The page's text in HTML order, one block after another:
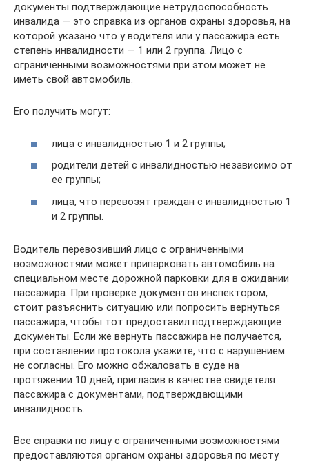
документы подтверждающие нетрудоспособность
инвалида — это справка из органов охраны здоровья, на
которой указано что у водителя или у пассажира есть
степень инвалидности — 1 или 2 группа. Лицо с
ограниченными возможностями при этом может не
иметь свой автомобиль.
Его получить могут:
лица с инвалидностью 1 и 2 группы;
родители детей с инвалидностью независимо от
ее группы;
лица, что перевозят граждан с инвалидностью 1
и 2 группы.
Водитель перевозивший лицо с ограниченными
возможностями может припарковать автомобиль на
специальном месте дорожной парковки для в ожидании
пассажира. При проверке документов инспектором,
стоит разъяснить ситуацию или попросить вернуться
пассажира, чтобы тот предоставил подтверждающие
документы. Если же вернуть пассажира не получается,
при составлении протокола укажите, что с нарушением
не согласны. Его можно обжаловать в суде на
протяжении 10 дней, пригласив в качестве свидетеля
пассажира с документами, подтверждающими
инвалидность.
Все справки по лицу с ограниченными возможностями
предоставляются органом охраны здоровья по месту